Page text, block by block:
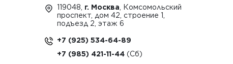
119048, г. Москва , Комсомольский
проспект, дом 42, строение 1,
подъезд 2, этаж 6
+7 (925) 534-64-89
+7 (985) 421-11-44